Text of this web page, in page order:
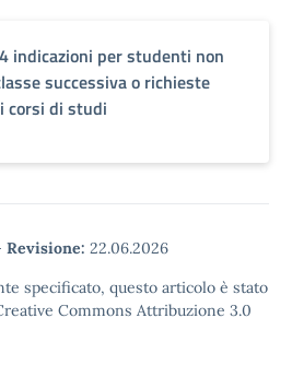
indicazioni per studenti non
successiva o richieste
corsi di studi
Revisione: 22.06.2026
specificato, questo articolo è stato
Commons Attribuzione 3.0